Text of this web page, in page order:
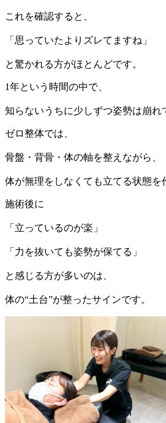
これを確認すると、
「思っていたよりズレてますね」
と驚かれる方がほとんどです。
1年という時間の中で、
知らないうちに少しずつ姿勢は崩れ
ゼロ整体では、
骨盤・背骨・体の軸を整えながら、
体が無理をしなくても立てる状態を
施術後に
「立っているのが楽」
「力を抜いても姿勢が保てる」
と感じる方が多いのは、
体の“土台”が整ったサインです。